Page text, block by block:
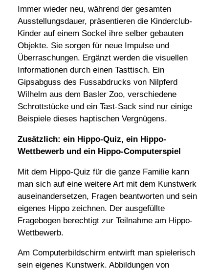
Immer wieder neu, während der gesamten
Ausstellungsdauer, präsentieren die Kinderclub-
Kinder auf einem Sockel ihre selber gebauten
Objekte. Sie sorgen für neue Impulse und
Überraschungen. Ergänzt werden die visuellen
Informationen durch einen Tasttisch. Ein
Gipsabguss des Fussabdrucks von Nilpferd
Wilhelm aus dem Basler Zoo, verschiedene
Schrottstücke und ein Tast-Sack sind nur einige
Beispiele dieses haptischen Vergnügens.
Zusätzlich: ein Hippo-Quiz, ein Hippo-
Wettbewerb und ein Hippo-Computerspiel
Mit dem Hippo-Quiz für die ganze Familie kann
man sich auf eine weitere Art mit dem Kunstwerk
auseinandersetzen, Fragen beantworten und sein
eigenes Hippo zeichnen. Der ausgefüllte
Fragebogen berechtigt zur Teilnahme am Hippo-
Wettbewerb.
Am Computerbildschirm entwirft man spielerisch
sein eigenes Kunstwerk. Abbildungen von